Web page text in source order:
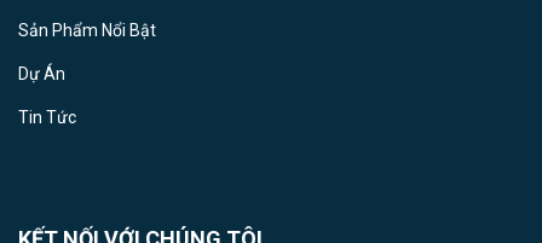
Sản Phẩm Nổi Bật
Dự Án
Tin Tức